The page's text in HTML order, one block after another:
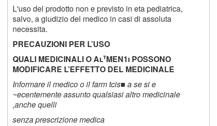
L'uso del prodotto non e previsto in eta pediatrica,
salvo, a giudizio del medico in casi di assoluta
necessita.
PRECAUZIONI PER L’USO
QUALI MEDICINALI O AltMEN1i POSSONO
MODIFICARE L’EFFETTO DEL MEDICINALE
Informare il medico o il farm tcis■ a se si e
~ecentemente assunto qualsiasi altro medicinale
,anche quelli
senza prescrizione medica